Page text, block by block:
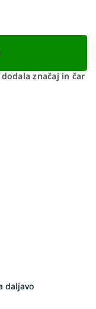
značaj in čar
daljavo